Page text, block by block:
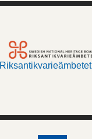
Riksantikvarieämbetet